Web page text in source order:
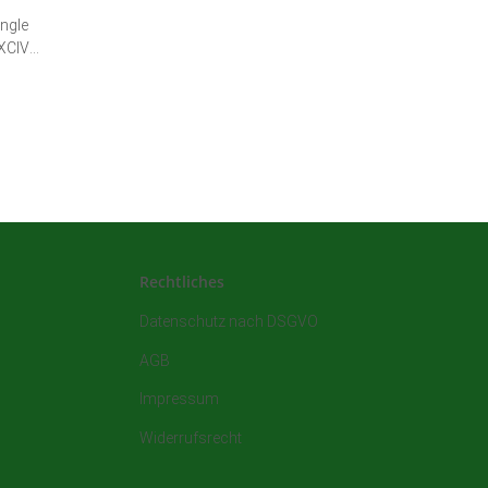
Rechtliches
Datenschutz nach DSGVO
AGB
Impressum
Widerrufsrecht